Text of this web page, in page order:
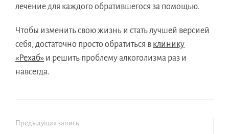
лечение для каждого обратившегося за помощью.
Чтобы изменить свою жизнь и стать лучшей версией
себя, достаточно просто обратиться в клинику
«Рехаб» и решить проблему алкоголизма раз и
навсегда.
Предыдущая запись